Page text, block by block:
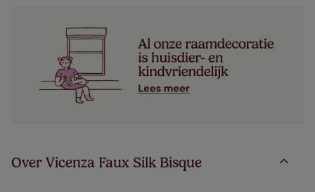
Over Vicenza Faux Silk Bisque